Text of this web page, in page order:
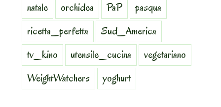
natale
orchidea PaP
pasqua
ricetta_perfetta
Sud_America
tv_kino
utensile_cucina
vegetariano
WeightWatchers
yoghurt